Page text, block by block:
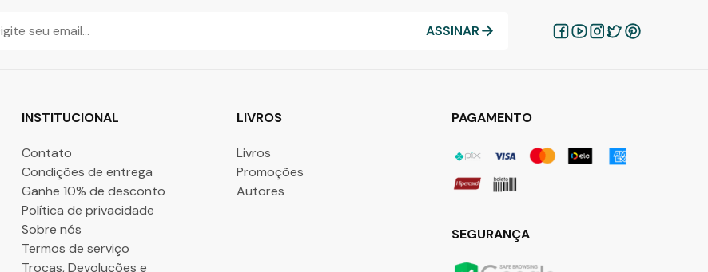
ASSINAR
INSTITUCIONAL
Contato
Condições de entrega
Ganhe 10% de desconto
Política de privacidade
Sobre nós
Termos de serviço
Trocas, Devoluções e
LIVROS
Livros
Promoções
Autores
PAGAMENTO
SEGURANÇA